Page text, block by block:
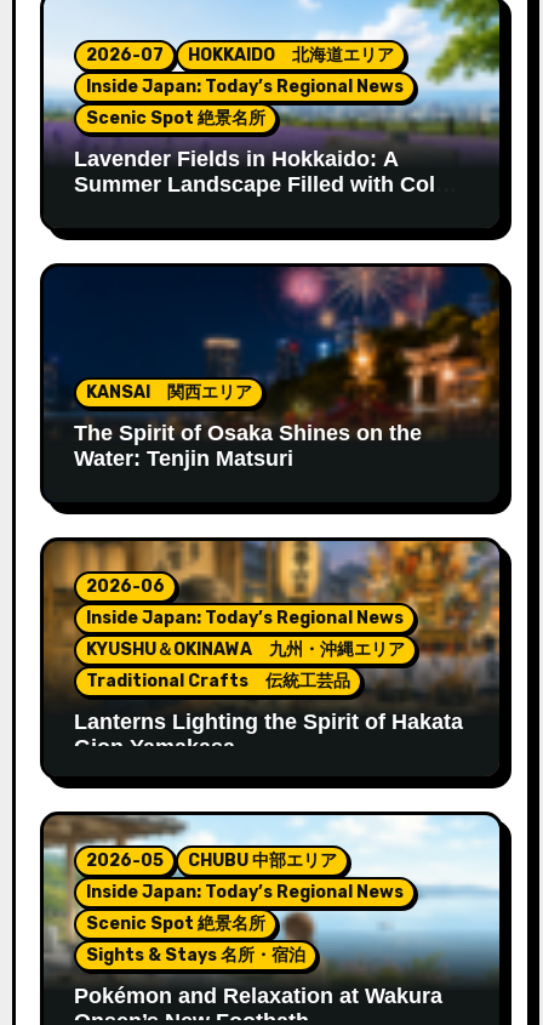
2026-07
HOKKAIDO 北海道エリア
Inside Japan: Today’s Regional News
Scenic Spot 絶景名所
Lavender Fields in Hokkaido: A
Summer Landscape Filled with Color
KANSAI 関西エリア
The Spirit of Osaka Shines on the
Water: Tenjin Matsuri
2026-06
Inside Japan: Today’s Regional News
KYUSHU＆OKINAWA 九州・沖縄エリア
Traditional Crafts 伝統工芸品
Lanterns Lighting the Spirit of Hakata
Gion Yamakasa
2026-05
CHUBU 中部エリア
Inside Japan: Today’s Regional News
Scenic Spot 絶景名所
Sights & Stays 名所・宿泊
Pokémon and Relaxation at Wakura